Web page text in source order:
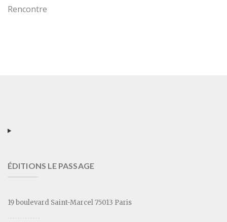
Rencontre
ÉDITIONS LE PASSAGE
19 boulevard Saint-Marcel 75013 Paris